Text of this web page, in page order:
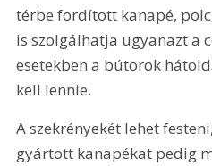
térbe fordított kanapé,
is szolgálhatja ugyanazt a
esetekben a bútorok
kell lennie.
A szekrényekét lehet
gyártott kanapékat pedig